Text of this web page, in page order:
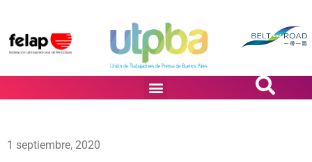
1 septiembre, 2020